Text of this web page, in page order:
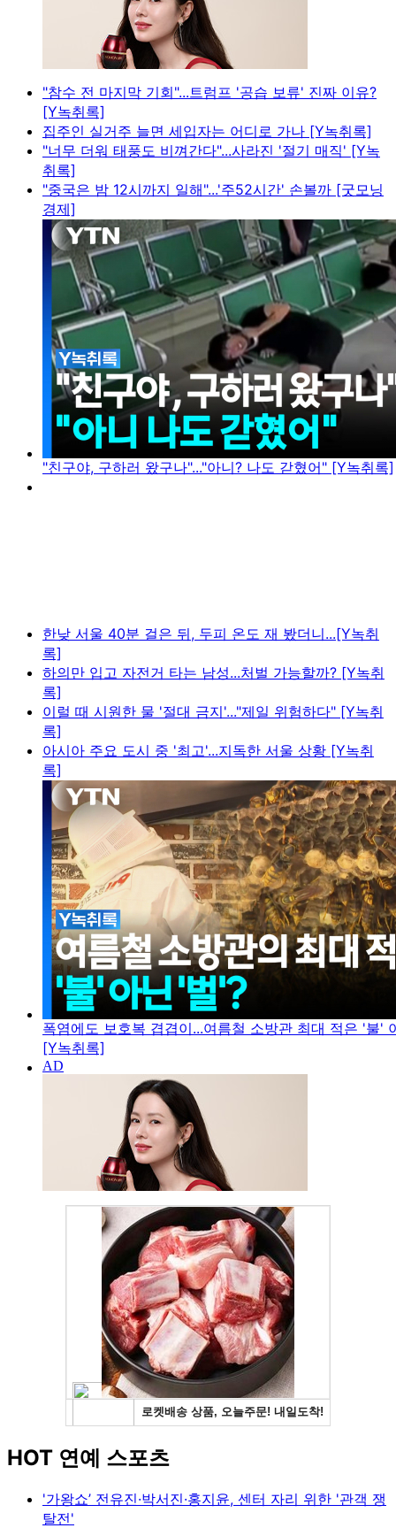
"참수 전 마지막 기회"...트럼프 '공습 보류' 진짜 이유?
[Y녹취록]
집주인 실거주 늘면 세입자는 어디로 가나 [Y녹취록]
"너무 더워 태풍도 비껴간다"...사라진 '절기 매직' [Y녹
취록]
"중국은 밤 12시까지 일해"...'주52시간' 손볼까 [굿모닝
경제]
"친구야, 구하러 왔구나"..."아니? 나도 갇혔어" [Y녹취록]
한낮 서울 40분 걸은 뒤, 두피 온도 재 봤더니...[Y녹취
록]
하의만 입고 자전거 타는 남성...처벌 가능할까? [Y녹취
록]
이럴 때 시원한 물 '절대 금지'..."제일 위험하다" [Y녹취
록]
아시아 주요 도시 중 '최고'...지독한 서울 상황 [Y녹취
록]
폭염에도 보호복 겹겹이...여름철 소방관 최대 적은 '불'
[Y녹취록]
HOT 연예 스포츠
'가왕쇼’ 전유진·박서진·홍지윤, 센터 자리 위한 '관객 쟁
탈전'